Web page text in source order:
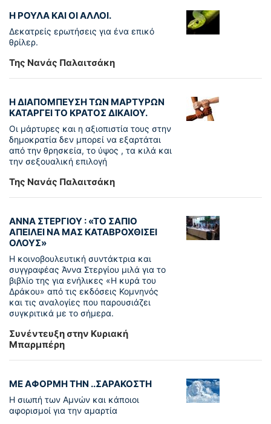
Η ΡΟΥΛΑ ΚΑΙ ΟΙ ΑΛΛΟΙ.
Δεκατρείς ερωτήσεις για ένα επικό
θρίλερ.
Της Νανάς Παλαιτσάκη
Η ΔΙΑΠΟΜΠΕΥΣΗ ΤΩΝ ΜΑΡΤΥΡΩΝ
ΚΑΤΑΡΓΕΙ ΤΟ ΚΡΑΤΟΣ ΔΙΚΑΙΟΥ.
Οι μάρτυρες και η αξιοπιστία τους στην
δημοκρατία δεν μπορεί να εξαρτάται
από την θρησκεία, το ύψος , τα κιλά και
την σεξουαλική επιλογή
Της Νανάς Παλαιτσάκη
ΑΝΝΑ ΣΤΕΡΓΙΟΥ : «ΤΟ ΣΑΠΙΟ
ΑΠΕΙΛΕΙ ΝΑ ΜΑΣ ΚΑΤΑΒΡΟΧΘΙΣΕΙ
ΟΛΟΥΣ»
Η κοινοβουλευτική συντάκτρια και
συγγραφέας Άννα Στεργίου μιλά για το
βιβλίο της για ενήλικες «Η κυρά του
Δράκου» από τις εκδόσεις Κομνηνός
και τις αναλογίες που παρουσιάζει
συγκριτικά με το σήμερα.
Συνέντευξη στην Κυριακή
Μπαρμπέρη
ΜΕ ΑΦΟΡΜΗ ΤΗΝ ..ΣΑΡΑΚΟΣΤΗ
Η σιωπή των Αμνών και κάποιοι
αφορισμοί για την αμαρτία